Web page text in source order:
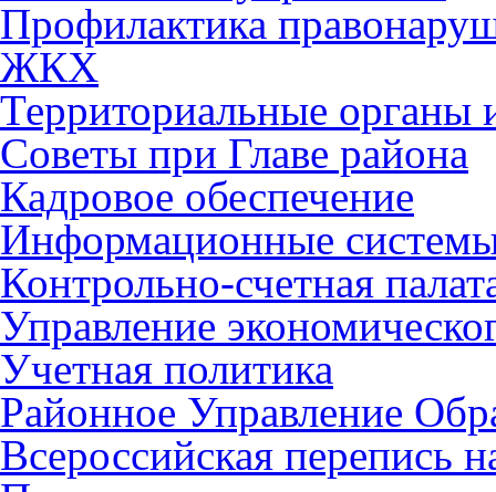
Профилактика
ЖКХ
Территориальные органы
Советы при Главе района
Кадровое обеспечение
Информационные
Контрольно-счетная
Управление
Учетная политика
Районное Управление
Всероссийская перепись